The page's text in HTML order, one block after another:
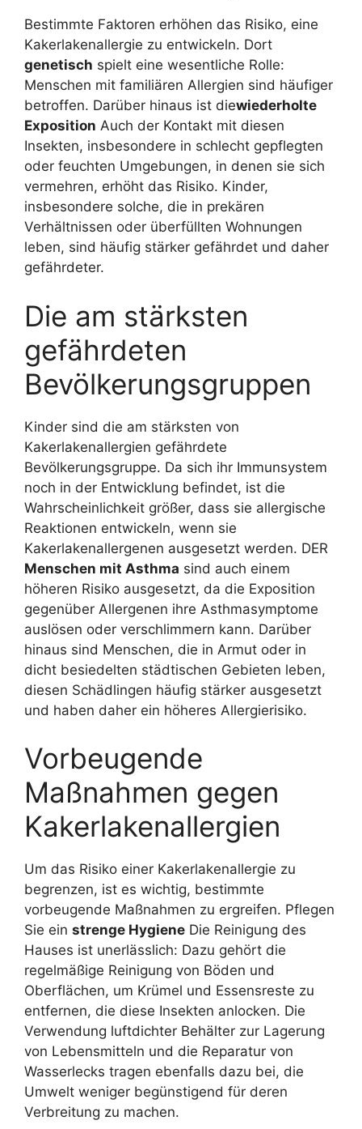
Bestimmte Faktoren erhöhen das Risiko, eine
Kakerlakenallergie zu entwickeln. Dort
genetisch spielt eine wesentliche Rolle:
Menschen mit familiären Allergien sind häufiger
betroffen. Darüber hinaus ist diewiederholte
Exposition Auch der Kontakt mit diesen
Insekten, insbesondere in schlecht gepflegten
oder feuchten Umgebungen, in denen sie sich
vermehren, erhöht das Risiko. Kinder,
insbesondere solche, die in prekären
Verhältnissen oder überfüllten Wohnungen
leben, sind häufig stärker gefährdet und daher
gefährdeter.
Die am stärksten
gefährdeten
Bevölkerungsgruppen
Kinder sind die am stärksten von
Kakerlakenallergien gefährdete
Bevölkerungsgruppe. Da sich ihr Immunsystem
noch in der Entwicklung befindet, ist die
Wahrscheinlichkeit größer, dass sie allergische
Reaktionen entwickeln, wenn sie
Kakerlakenallergenen ausgesetzt werden. DER
Menschen mit Asthma sind auch einem
höheren Risiko ausgesetzt, da die Exposition
gegenüber Allergenen ihre Asthmasymptome
auslösen oder verschlimmern kann. Darüber
hinaus sind Menschen, die in Armut oder in
dicht besiedelten städtischen Gebieten leben,
diesen Schädlingen häufig stärker ausgesetzt
und haben daher ein höheres Allergierisiko.
Vorbeugende
Maßnahmen gegen
Kakerlakenallergien
Um das Risiko einer Kakerlakenallergie zu
begrenzen, ist es wichtig, bestimmte
vorbeugende Maßnahmen zu ergreifen. Pflegen
Sie ein strenge Hygiene Die Reinigung des
Hauses ist unerlässlich: Dazu gehört die
regelmäßige Reinigung von Böden und
Oberflächen, um Krümel und Essensreste zu
entfernen, die diese Insekten anlocken. Die
Verwendung luftdichter Behälter zur Lagerung
von Lebensmitteln und die Reparatur von
Wasserlecks tragen ebenfalls dazu bei, die
Umwelt weniger begünstigend für deren
Verbreitung zu machen.